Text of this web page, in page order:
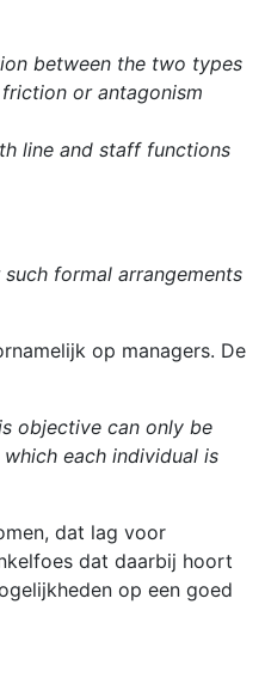
between the two types
or antagonism
line and staff functions
formal arrangements
op managers. De
objective can only be
each individual is
dat lag voor
dat daarbij hoort
op een goed